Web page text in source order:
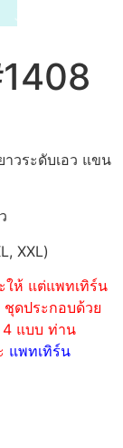
วระดับเอว แขน
XXL)
ให้ แต่แพทเทิร์น
ชุดประกอบด้วย
4 แบบ ท่าน
แพทเทิร์น